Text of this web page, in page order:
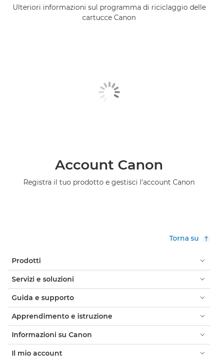
Ulteriori informazioni sul programma di riciclaggio delle
cartucce Canon
Account Canon
Registra il tuo prodotto e gestisci l'account Canon
Torna su
Prodotti
Servizi e soluzioni
Guida e supporto
Apprendimento e istruzione
Informazioni su Canon
Il mio account